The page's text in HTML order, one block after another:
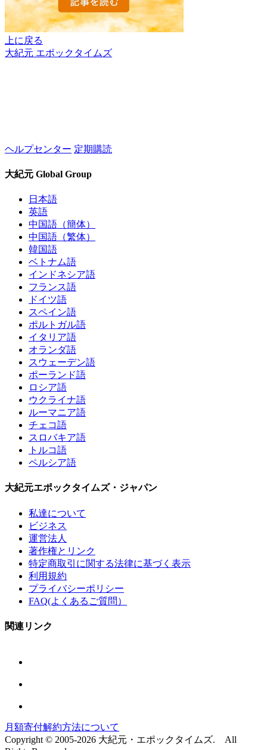
上に戻る
大紀元 エポックタイムズ
ヘルプセンター 定期購読
大紀元 Global Group
日本語
英語
中国語（簡体）
中国語（繁体）
韓国語
ベトナム語
インドネシア語
フランス語
ドイツ語
スペイン語
ポルトガル語
イタリア語
オランダ語
スウェーデン語
ポーランド語
ロシア語
ウクライナ語
ルーマニア語
チェコ語
スロバキア語
トルコ語
ペルシア語
大紀元エポックタイムズ・ジャパン
私達について
ビジネス
運営法人
著作権とリンク
特定商取引に関する法律に基づく表示
利用規約
プライバシーポリシー
FAQ(よくあるご質問）
関連リンク
月額寄付解約方法について
Copyright © 2005-2026 大紀元・エポックタイムズ. All